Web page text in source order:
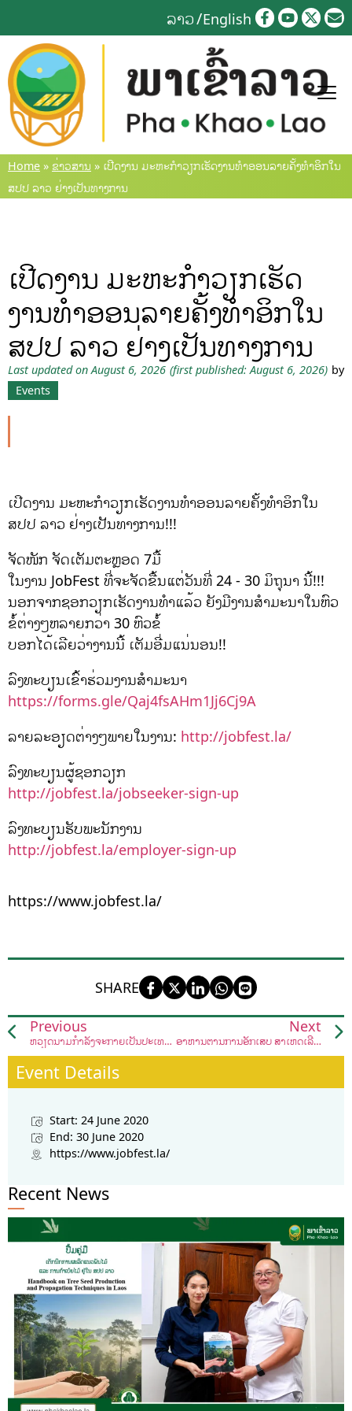
to
content
ລາວ English
Home » ຂ່າວສານ » ເປີດງານ ມະຫະກຳວຽກເຮັດງານທຳອອນລາຍຄັ້ງທຳອິກໃນ
ສປປ ລາວ ຢ່າງເປັນທາງການ
ເປີດງານ ມະຫະກຳວຽກເຮັດ
ງານທຳອອນລາຍຄັ້ງທຳອິກໃນ
ສປປ ລາວ ຢ່າງເປັນທາງການ
Last updated on August 6, 2026 (first published: August 6, 2026) by
Events
ເປີດງານ ມະຫະກຳວຽກເຮັດງານທຳອອນລາຍຄັ້ງທຳອິກໃນ
ສປປ ລາວ ຢ່າງເປັນທາງການ!!!
ຈັດໜັກ ຈັດເຕັມຕະຫຼອດ 7ມື້
ໃນງານ JobFest ທີ່ຈະຈັດຂື້ນແຕ່ວັນທີ່ 24 -​ 30 ມິຖຸນາ ນີ້!!!​
ນອກຈາກຊອກວຽກເຮັດງານທຳແລ້ວ ຍັງມີງານສຳມະນາໃນຫົວ
ຂໍ້ຕ່າງໆຫລາຍກວ່າ 30 ຫົວຂໍ້
ບອກໄດ້ເລີຍວ່າງານນີ້ ເຕັມອີ່ມແນ່ນອນ!!
ລົງທະບຽນເຂົ້າຮ່ວມງານສຳມະນາ
https://forms.gle/Qaj4fsAHm1Jj6Cj9A
ລາຍລະອຽດຕ່າງໆພາຍໃນງານ: http://jobfest.la/
ລົງທະບຽນຜູ້ຊອກວຽກ
http://jobfest.la/jobseeker-sign-up
ລົງທະບຽນຮັບພະນັກງານ
http://jobfest.la/employer-sign-up
https://www.jobfest.la/
SHARE
Previous
ຫວຽດນາມກຳລັງຈະກາຍເປັນປະເທດທີ່ ສົ່ງອອກຂົ້າສານອັນດັບຕົ້ນໆຂອງໂລກ
Next
ອາຫານຕ້ານການອັກເສບ ສາເຫດເລີ່ມຕົ້ນຂອງມະເຮັງ
Event Details
Start: 24 June 2020
End: 30 June 2020
https://www.jobfest.la/
Recent News